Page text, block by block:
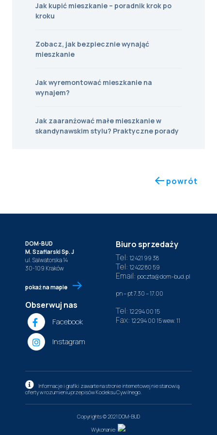
Jak kupić mieszkanie – poradnik krok po
kroku
Zobacz, jak bezpiecznie wynająć
mieszkanie
Jak wyremontować mieszkanie na
wynajem?
Jak zaaranżować małe mieszkanie w
skandynawskim stylu? Praktyczne porady
powrót
DOM-BUD
M. Szaflarski Sp. J
ul. Salwatorska 14
30-109 Kraków
pokaż na mapie
Obserwuj nas
Facebook
Instagram
Biuro sprzedaży
Tel: 12 421 99 38
Tel: 12 422 80 59
Email: poczta@dom-bud.pl
pn – pt 7.30 – 17.00
Tel: 12 294 00 15
Fax: 12 294 00 15wew. 11
Informacje i grafiki zawarte na stronie internetowej nie stanowią
oferty w rozumieniu przepisów Kodeksu Cywilnego.
Copyrights © 2021 DOM-BUD
Wykonanie: